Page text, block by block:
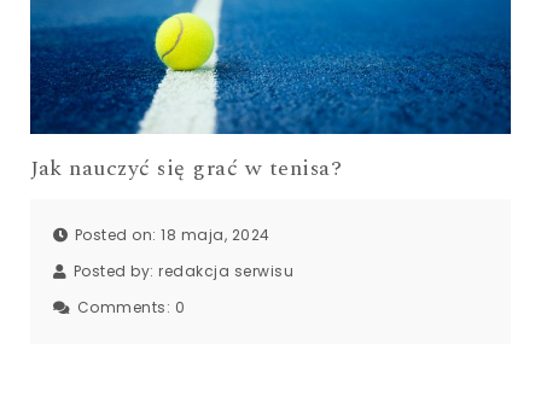
Jak nauczyć się grać w tenisa?
Posted on: 18 maja, 2024
Posted by: redakcja serwisu
Comments: 0